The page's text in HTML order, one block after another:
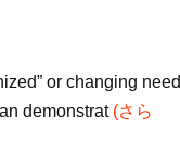
or changing need
demonstrat (さら